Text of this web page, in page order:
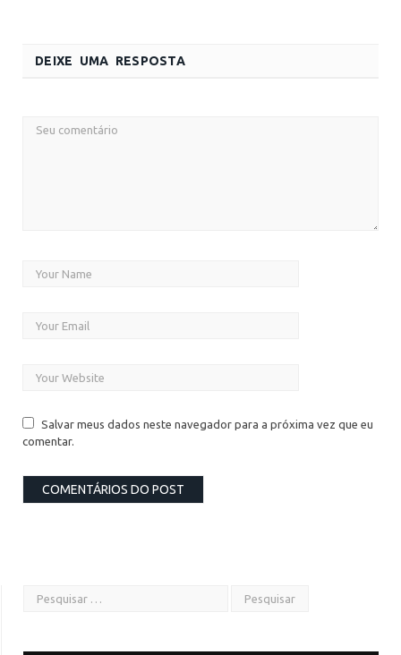
DEIXE UMA RESPOSTA
Salvar meus dados neste navegador para a próxima vez que eu
comentar.